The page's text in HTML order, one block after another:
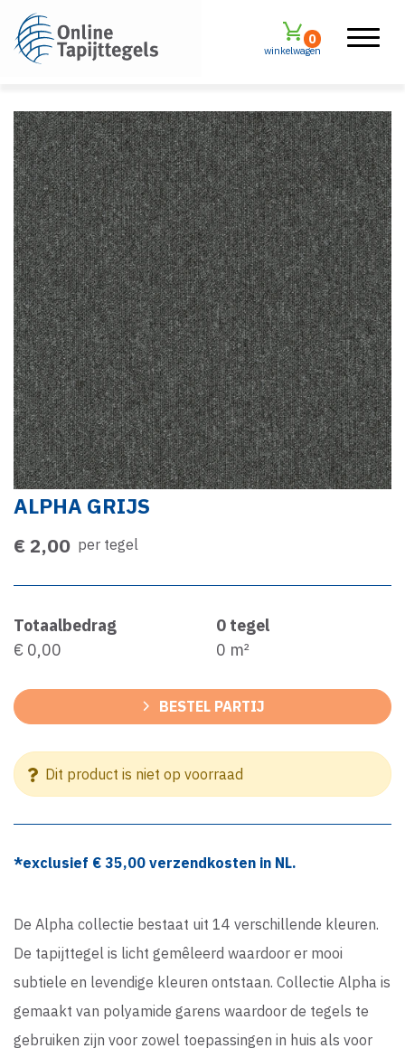
winkelwagen
0
ALPHA GRIJS
€ 2,00 per tegel
Totaalbedrag
€ 0,00
0 tegel
0 m²
BESTEL PARTIJ
Dit product is niet op voorraad
*exclusief € 35,00 verzendkosten in NL.
De Alpha collectie bestaat uit 14 verschillende kleuren.
De tapijttegel is licht gemêleerd waardoor er mooi
subtiele en levendige kleuren ontstaan. Collectie Alpha is
gemaakt van polyamide garens waardoor de tegels te
gebruiken zijn voor zowel toepassingen in huis als voor